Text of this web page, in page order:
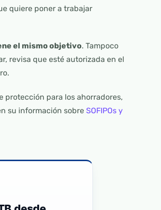
quiere poner a trabajar
el mismo objetivo. Tampoco
revisa que esté autorizada en el
protección para los ahorradores,
su información sobre SOFIPOs y